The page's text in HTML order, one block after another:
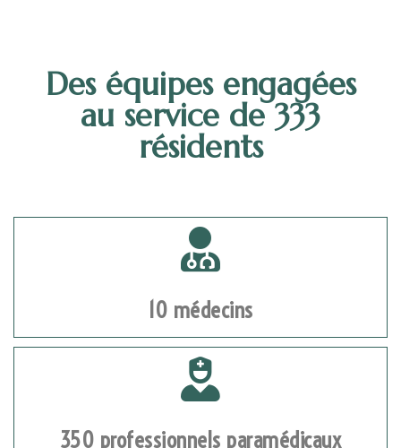
Des équipes engagées
au service de 333
résidents
10 médecins
350 professionnels paramédicaux